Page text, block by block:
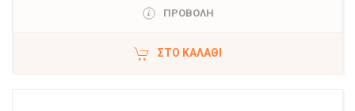
ΠΡΟΒΟΛΗ
ΣΤΟ ΚΑΛΆΘΙ